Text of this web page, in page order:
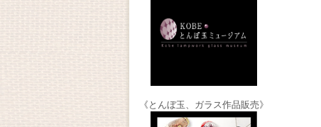
《とんぼ玉、ガラス作品販売》